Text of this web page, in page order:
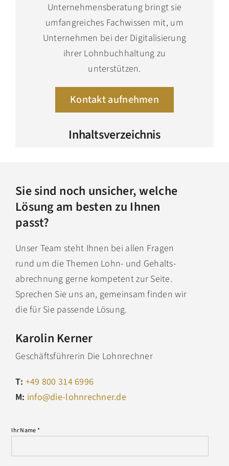
Unternehmensberatung bringt sie
umfangreiches Fachwissen mit, um
Unternehmen bei der Digitalisierung
ihrer Lohnbuchhaltung zu
unterstützen.
Kontakt aufnehmen
Inhaltsverzeichnis
Sie sind noch unsicher, welche
Lösung am besten zu Ihnen
passt?
Unser Team steht Ihnen bei allen Fragen
rund um die Themen Lohn- und Gehalts­
abrech­nung gerne kompetent zur Seite.
Sprechen Sie uns an, gemeinsam finden wir
die für Sie passende Lösung.
Karolin Kerner
Geschäftsführerin Die Lohnrechner
T: +49 800 314 6996
M: info@die-lohnrechner.de
Ihr Name *